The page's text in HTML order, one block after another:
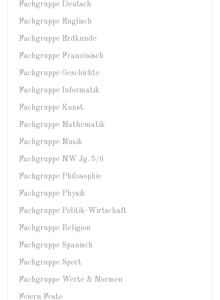
Fachgruppe Deutsch
Fachgruppe Englisch
Fachgruppe Erdkunde
Fachgruppe Französisch
Fachgruppe Geschichte
Fachgruppe Informatik
Fachgruppe Kunst
Fachgruppe Mathematik
Fachgruppe Musik
Fachgruppe NW Jg. 5/6
Fachgruppe Philosophie
Fachgruppe Physik
Fachgruppe Politik-Wirtschaft
Fachgruppe Religion
Fachgruppe Spanisch
Fachgruppe Sport
Fachgruppe Werte & Normen
Feiern Feste